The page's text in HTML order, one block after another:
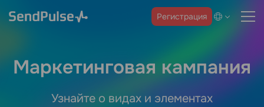
Регистрация
Маркетинговая кампания
Узнайте о видах и элементах